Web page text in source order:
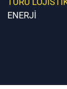
ENERJI